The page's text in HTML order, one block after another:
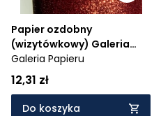
Papier ozdobny
(wizytówkowy) Galeria
Papieru brokatowy A4 -
czerwony 210 g (208113)
Galeria Papieru
12,31 zł
Do koszyka